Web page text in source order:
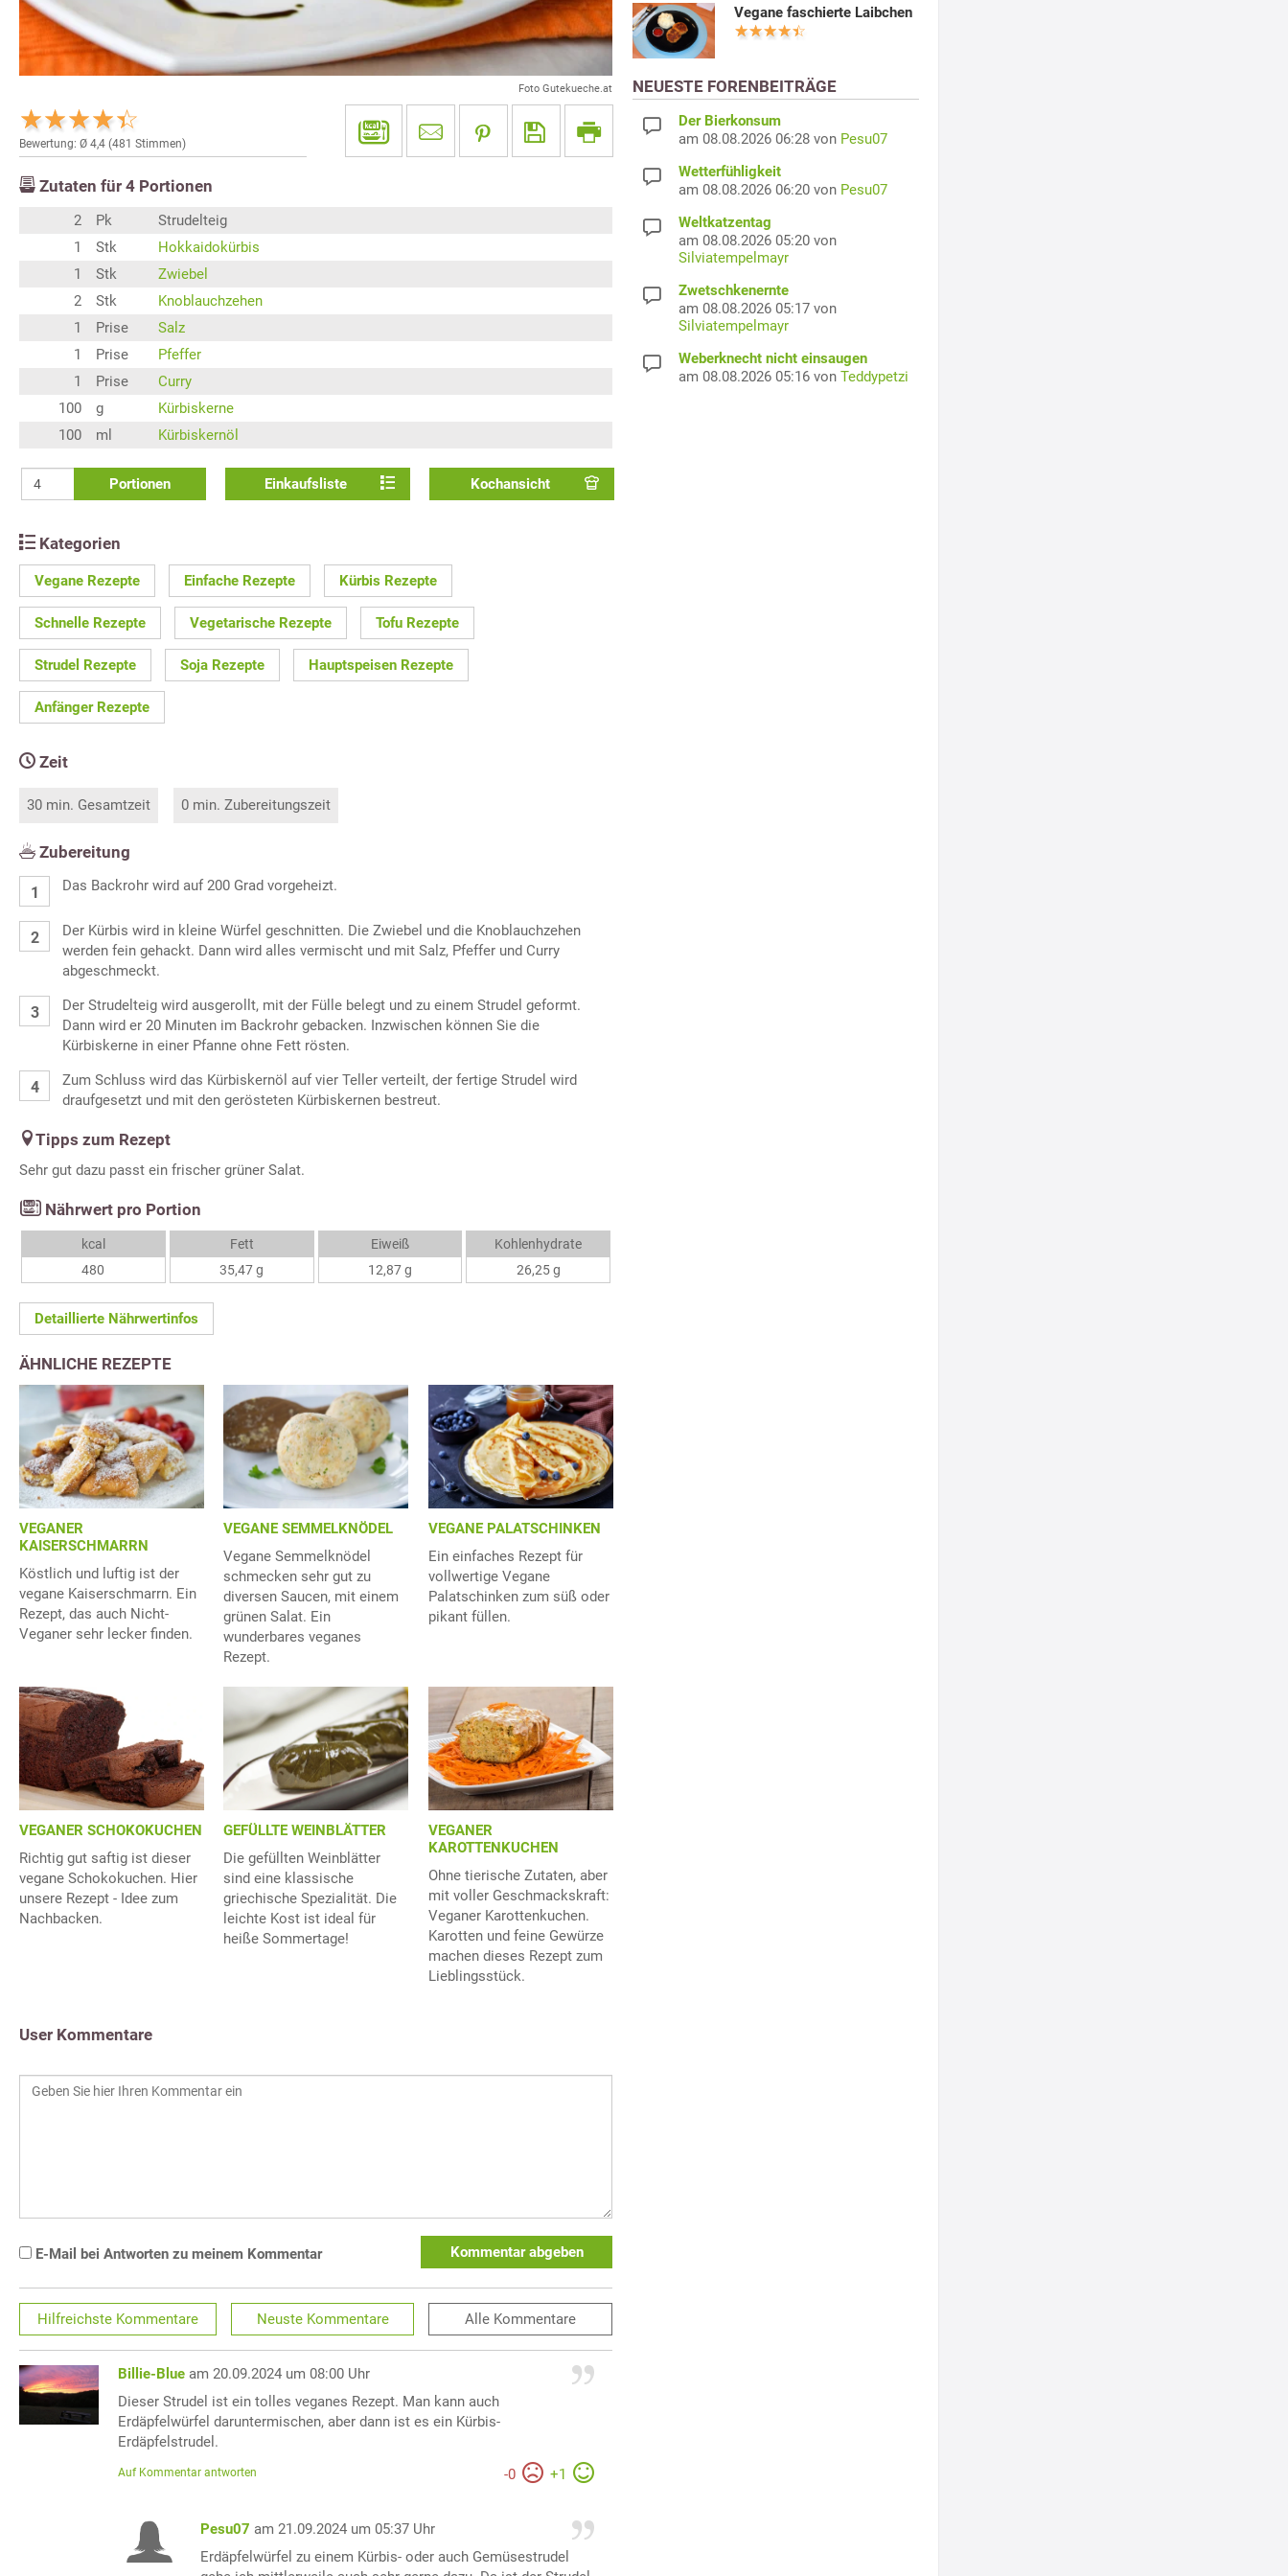
Foto Gutekueche.at
Bewertung: Ø 4,4 (481 Stimmen)
Zutaten für 4 Portionen
2 Pk
Strudelteig
1
Stk
Hokkaidokürbis
1
Stk
Zwiebel
2
Stk
Knoblauchzehen
1
Prise
Salz
1
Prise
Pfeffer
1
Prise
Curry
100
g
Kürbiskerne
100
ml Kürbiskernöl
Portionen Einkaufsliste Kochansicht
Kategorien
Vegane Rezepte Einfache Rezepte Kürbis Rezepte
Schnelle Rezepte Vegetarische Rezepte Tofu Rezepte
Strudel Rezepte Soja Rezepte Hauptspeisen Rezepte
Anfänger Rezepte
Zeit
30 min. Gesamtzeit 0 min. Zubereitungszeit
Zubereitung
Das Backrohr wird auf 200 Grad vorgeheizt.
Der Kürbis wird in kleine Würfel geschnitten. Die Zwiebel und die Knoblauchzehen
werden fein gehackt. Dann wird alles vermischt und mit Salz, Pfeffer und Curry
abgeschmeckt.
Der Strudelteig wird ausgerollt, mit der Fülle belegt und zu einem Strudel geformt.
Dann wird er 20 Minuten im Backrohr gebacken. Inzwischen können Sie die
Kürbiskerne in einer Pfanne ohne Fett rösten.
Zum Schluss wird das Kürbiskernöl auf vier Teller verteilt, der fertige Strudel wird
draufgesetzt und mit den gerösteten Kürbiskernen bestreut.
Tipps zum Rezept
Sehr gut dazu passt ein frischer grüner Salat.
Nährwert pro Portion
kcal
480
Fett
35,47 g
Eiweiß
12,87 g
Kohlenhydrate
26,25 g
Detaillierte Nährwertinfos
ÄHNLICHE REZEPTE
VEGANER
KAISERSCHMARRN
Köstlich und luftig ist der
vegane Kaiserschmarrn. Ein
Rezept, das auch Nicht-
Veganer sehr lecker finden.
VEGANE SEMMELKNÖDEL
Vegane Semmelknödel
schmecken sehr gut zu
diversen Saucen, mit einem
grünen Salat. Ein
wunderbares veganes
Rezept.
VEGANE PALATSCHINKEN
Ein einfaches Rezept für
vollwertige Vegane
Palatschinken zum süß oder
pikant füllen.
VEGANER SCHOKOKUCHEN
Richtig gut saftig ist dieser
vegane Schokokuchen. Hier
unsere Rezept - Idee zum
Nachbacken.
GEFÜLLTE WEINBLÄTTER
Die gefüllten Weinblätter
sind eine klassische
griechische Spezialität. Die
leichte Kost ist ideal für
heiße Sommertage!
VEGANER
KAROTTENKUCHEN
Ohne tierische Zutaten, aber
mit voller Geschmackskraft:
Veganer Karottenkuchen.
Karotten und feine Gewürze
machen dieses Rezept zum
Lieblingsstück.
User Kommentare
E-Mail bei Antworten zu meinem Kommentar Kommentar abgeben
Hilfreichste Kommentare Neuste Kommentare Alle Kommentare
Billie-Blue am 20.09.2024 um 08:00 Uhr
Dieser Strudel ist ein tolles veganes Rezept. Man kann auch
Erdäpfelwürfel daruntermischen, aber dann ist es ein Kürbis-
Erdäpfelstrudel.
-0 +1
Auf Kommentar antworten
Pesu07 am 21.09.2024 um 05:37 Uhr
Erdäpfelwürfel zu einem Kürbis- oder auch Gemüsestrudel
Vegane faschierte Laibchen
NEUESTE FORENBEITRÄGE
Der Bierkonsum
am 08.08.2026 06:28 von Pesu07
Wetterfühligkeit
am 08.08.2026 06:20 von Pesu07
Weltkatzentag
am 08.08.2026 05:20 von
Silviatempelmayr
Zwetschkenernte
am 08.08.2026 05:17 von
Silviatempelmayr
Weberknecht nicht einsaugen
am 08.08.2026 05:16 von Teddypetzi